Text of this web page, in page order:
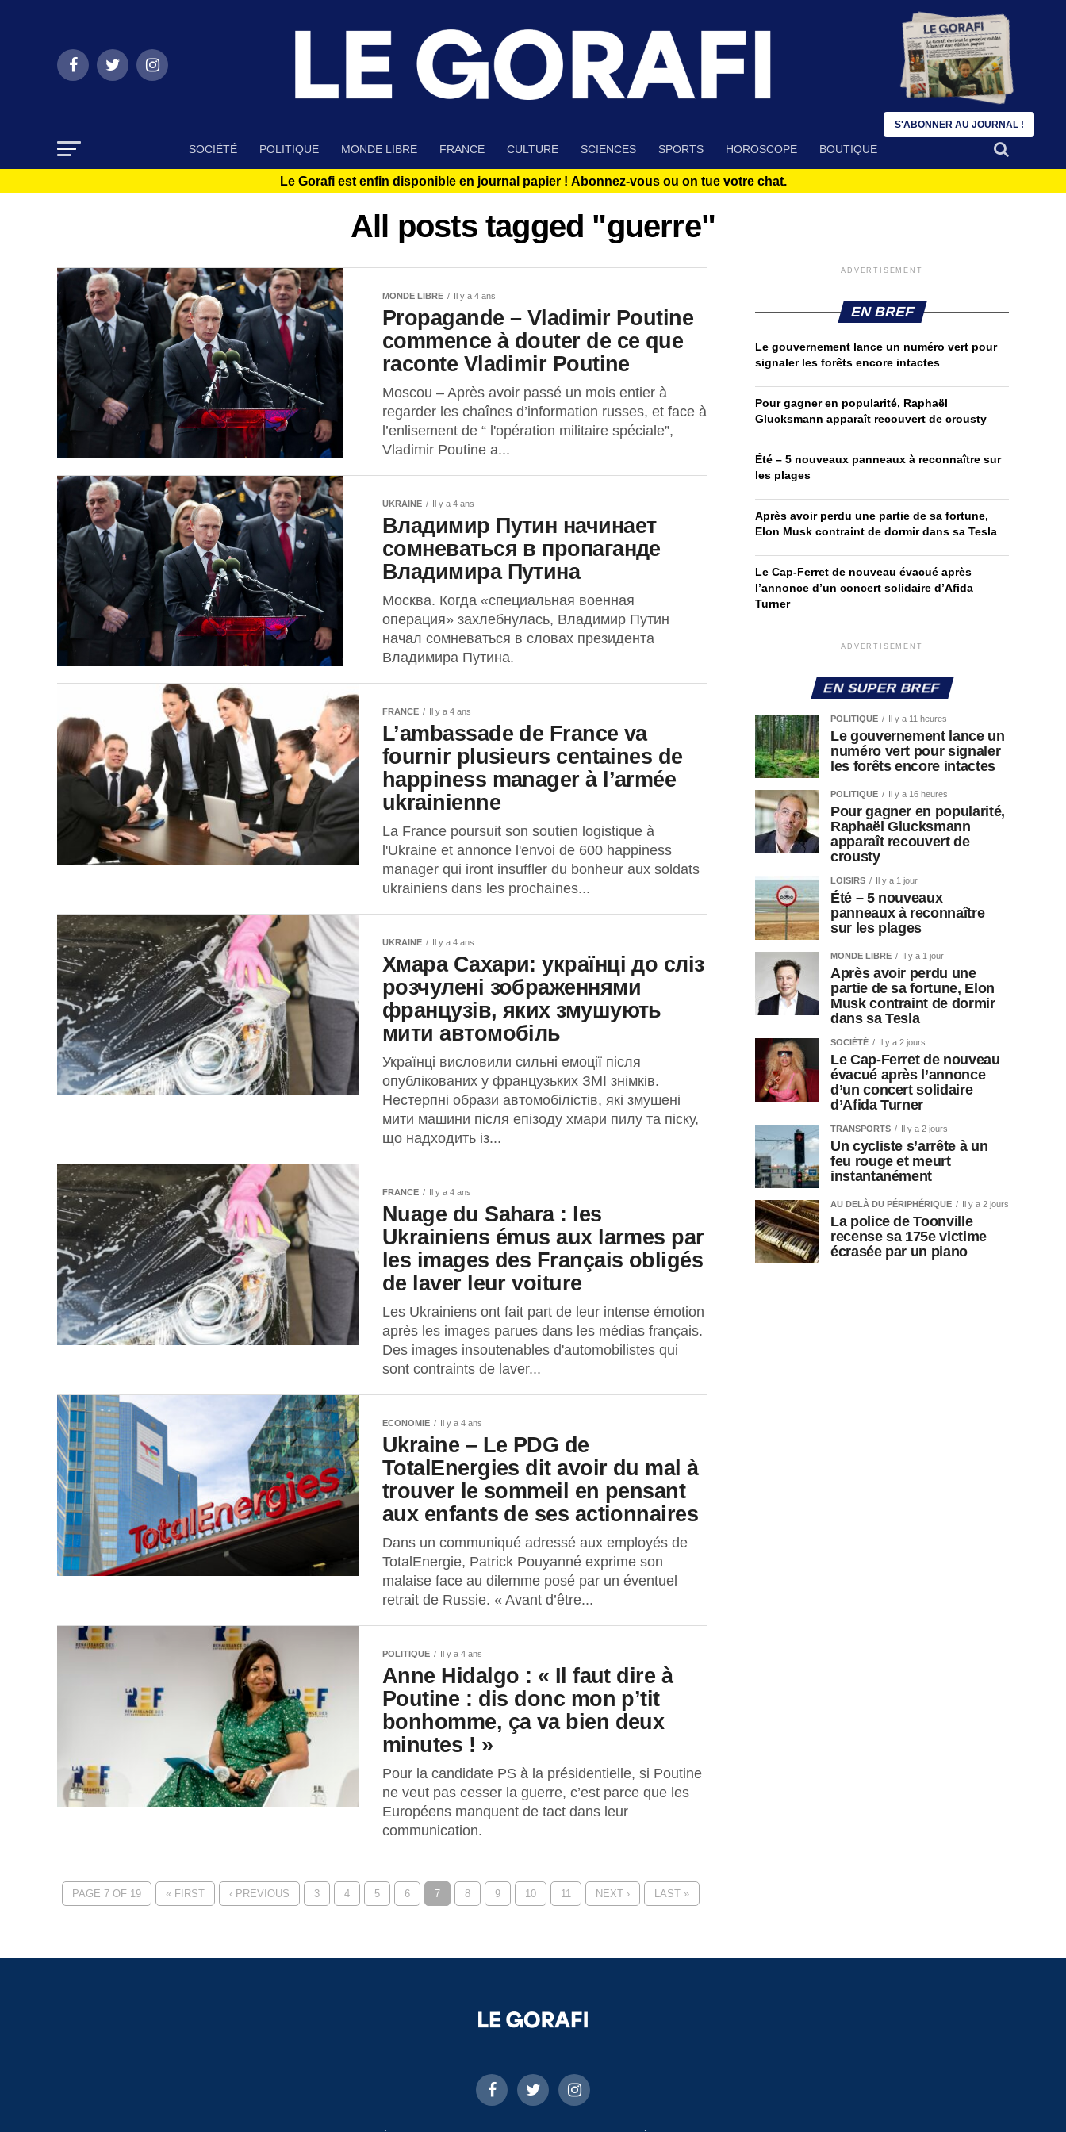
SOCIÉTÉ POLITIQUE MONDE LIBRE FRANCE CULTURE SCIENCES SPORTS HOROSCOPE BOUTIQUE
Le Gorafi est enfin disponible en journal papier ! Abonnez-vous ou on tue votre chat.
All posts tagged "guerre"
MONDE LIBRE Il y a 4 ans
Propagande – Vladimir Poutine
commence à douter de ce que
raconte Vladimir Poutine
Moscou – Après avoir passé un mois entier à
regarder les chaînes d’information russes, et face à
l’enlisement de “ l'opération militaire spéciale”,
Vladimir Poutine a...
UKRAINE Il y a 4 ans
Владимир Путин начинает
сомневаться в пропаганде
Владимира Путина
Москва. Когда «специальная военная
операция» захлебнулась, Владимир Путин
начал сомневаться в словах президента
Владимира Путина.
FRANCE Il y a 4 ans
L’ambassade de France va
fournir plusieurs centaines de
happiness manager à l’armée
ukrainienne
La France poursuit son soutien logistique à
l'Ukraine et annonce l'envoi de 600 happiness
manager qui iront insuffler du bonheur aux soldats
ukrainiens dans les prochaines...
UKRAINE Il y a 4 ans
Хмара Сахари: українці до сліз
розчулені зображеннями
французів, яких змушують
мити автомобіль
Українці висловили сильні емоції після
опублікованих у французьких ЗМІ знімків.
Нестерпні образи автомобілістів, які змушені
мити машини після епізоду хмари пилу та піску,
що надходить із...
FRANCE Il y a 4 ans
Nuage du Sahara : les
Ukrainiens émus aux larmes par
les images des Français obligés
de laver leur voiture
Les Ukrainiens ont fait part de leur intense émotion
après les images parues dans les médias français.
Des images insoutenables d'automobilistes qui
sont contraints de laver...
ECONOMIE Il y a 4 ans
Ukraine – Le PDG de
TotalEnergies dit avoir du mal à
trouver le sommeil en pensant
aux enfants de ses actionnaires
Dans un communiqué adressé aux employés de
TotalEnergie, Patrick Pouyanné exprime son
malaise face au dilemme posé par un éventuel
retrait de Russie. « Avant d’être...
POLITIQUE Il y a 4 ans
Anne Hidalgo : « Il faut dire à
Poutine : dis donc mon p’tit
bonhomme, ça va bien deux
minutes ! »
Pour la candidate PS à la présidentielle, si Poutine
ne veut pas cesser la guerre, c’est parce que les
Européens manquent de tact dans leur
communication.
PAGE 7 OF 19 « FIRST ‹ PREVIOUS 3 4 5 6 7 8 9 10 11 NEXT › LAST »
ADVERTISEMENT
EN BREF
Le gouvernement lance un numéro vert pour
signaler les forêts encore intactes
Pour gagner en popularité, Raphaël
Glucksmann apparaît recouvert de crousty
Été – 5 nouveaux panneaux à reconnaître sur
les plages
Après avoir perdu une partie de sa fortune,
Elon Musk contraint de dormir dans sa Tesla
Le Cap-Ferret de nouveau évacué après
l’annonce d’un concert solidaire d’Afida
Turner
ADVERTISEMENT
EN SUPER BREF
POLITIQUE Il y a 11 heures
Le gouvernement lance un
numéro vert pour signaler
les forêts encore intactes
POLITIQUE Il y a 16 heures
Pour gagner en popularité,
Raphaël Glucksmann
apparaît recouvert de
crousty
LOISIRS Il y a 1 jour
Été – 5 nouveaux
panneaux à reconnaître
sur les plages
MONDE LIBRE Il y a 1 jour
Après avoir perdu une
partie de sa fortune, Elon
Musk contraint de dormir
dans sa Tesla
SOCIÉTÉ Il y a 2 jours
Le Cap-Ferret de nouveau
évacué après l’annonce
d’un concert solidaire
d’Afida Turner
TRANSPORTS Il y a 2 jours
Un cycliste s’arrête à un
feu rouge et meurt
instantanément
AU DELÀ DU PÉRIPHÉRIQUE Il y a 2 jours
La police de Toonville
recense sa 175e victime
écrasée par un piano
S'ABONNER AU JOURNAL !